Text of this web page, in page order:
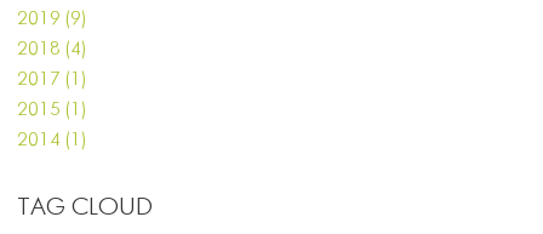
2019 (9)
2018 (4)
2017 (1)
2015 (1)
2014 (1)
TAG CLOUD